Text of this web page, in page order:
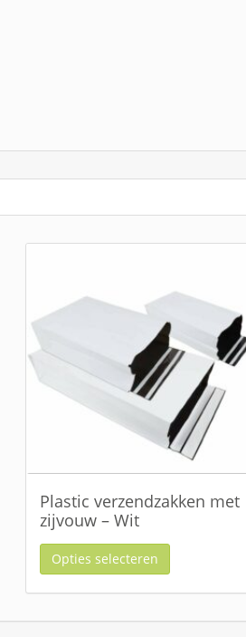
Plastic verzendzakken met
zijvouw – Wit
Opties selecteren